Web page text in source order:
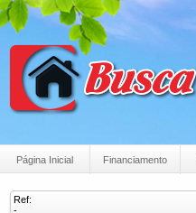
Página Inicial Financiamento
Ref:
-